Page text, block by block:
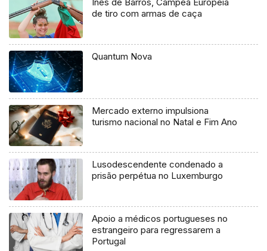
de tiro com armas de caça
Quantum Nova
Mercado externo impulsiona
turismo nacional no Natal e Fim Ano
Lusodescendente condenado a
prisão perpétua no Luxemburgo
Apoio a médicos portugueses no
estrangeiro para regressarem a
Portugal